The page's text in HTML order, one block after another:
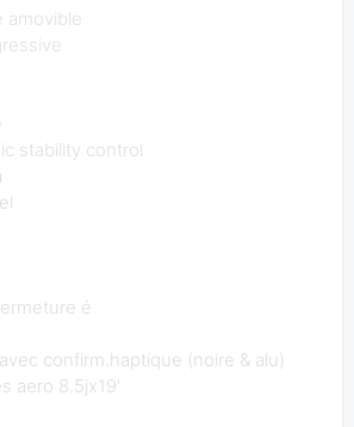
amovible
stability control
é
confirm.haptique (noire & alu)
aero 8.5jx19'